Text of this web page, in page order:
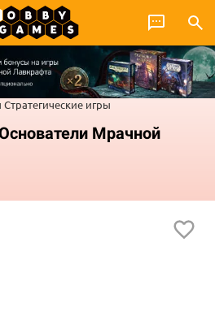
Стратегические игры
Мрачной